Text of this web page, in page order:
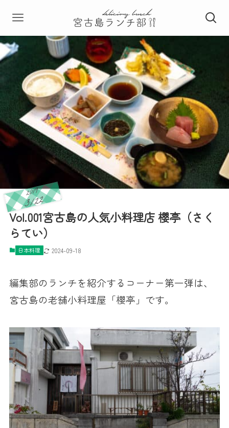
Vol.001宮古島の人気小料理店 櫻亭（さく
らてい）
2019
3/22
日本料理 2024-09-18
編集部のランチを紹介するコーナー第一弾は、
宮古島の老舗小料理屋「櫻亭」です。